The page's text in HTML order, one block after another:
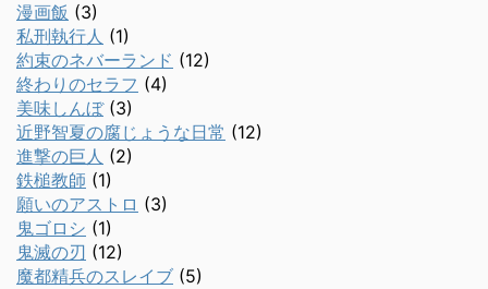
漫画飯 (3)
私刑執行人 (1)
約束のネバーランド (12)
終わりのセラフ (4)
美味しんぼ(3)
近野智夏の腐じょうな日常 (12)
進撃の巨人 (2)
鉄槌教師 (1)
願いのアストロ (3)
鬼ゴロシ (1)
鬼滅の刃 (12)
魔都精兵のスレイブ (5)